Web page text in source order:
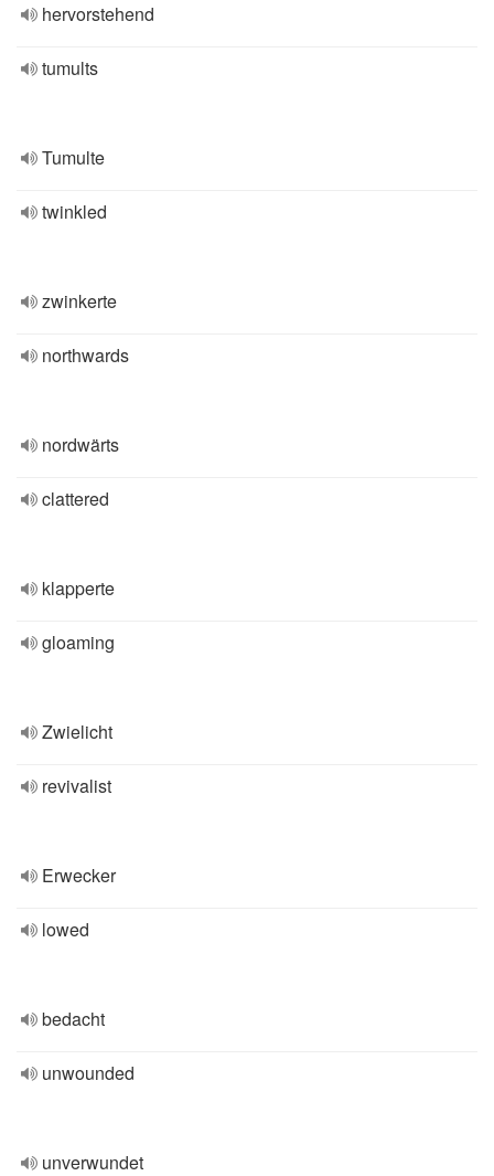
hervorstehend
tumults
Tumulte
twinkled
zwinkerte
northwards
nordwärts
clattered
klapperte
gloaming
Zwielicht
revivalist
Erwecker
lowed
bedacht
unwounded
unverwundet